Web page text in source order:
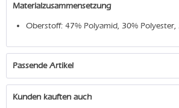
Materialzusammensetzung
Oberstoff: 47% Polyamid, 30% Polyester,
Passende Artikel
Kunden kauften auch